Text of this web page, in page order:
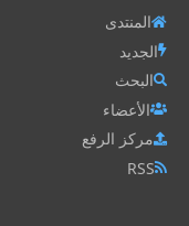
المنتدى
الجديد
البحث
الأعضاء
مركز الرفع
RSS